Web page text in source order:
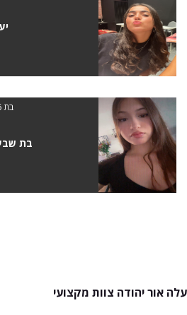
בת 16 | 1.69
בת
עלה אור יהודה צוות מקצועי